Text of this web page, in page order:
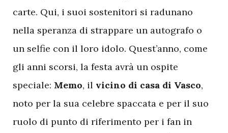
carte. Qui, i suoi sostenitori si radunano
nella speranza di strappare un autografo o
un selfie con il loro idolo. Quest’anno, come
gli anni scorsi, la festa avrà un ospite
speciale: Memo, il vicino di casa di Vasco,
noto per la sua celebre spaccata e per il suo
ruolo di punto di riferimento per i fan in